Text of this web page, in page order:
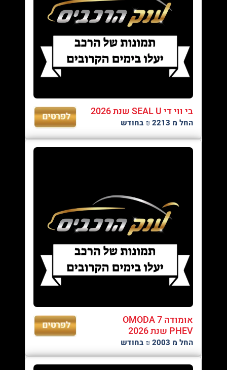
בי ווי די SEAL U שנת 2026
החל מ 2213 ₪ בחודש
אומודה OMODA 7
PHEV שנת 2026
החל מ 2003 ₪ בחודש